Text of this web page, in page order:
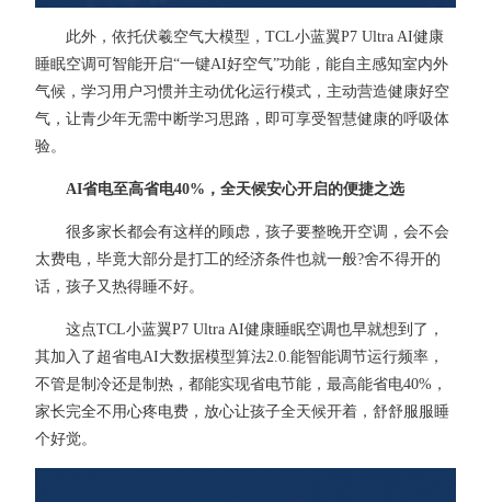
此外，依托伏羲空气大模型，TCL小蓝翼P7 Ultra AI健康
睡眠空调可智能开启“一键AI好空气”功能，能自主感知室内外
气候，学习用户习惯并主动优化运行模式，主动营造健康好空
气，让青少年无需中断学习思路，即可享受智慧健康的呼吸体
验。
AI省电至高省电40%，全天候安心开启的便捷之选
很多家长都会有这样的顾虑，孩子要整晚开空调，会不会
太费电，毕竟大部分是打工的经济条件也就一般?舍不得开的
话，孩子又热得睡不好。
这点TCL小蓝翼P7 Ultra AI健康睡眠空调也早就想到了，
其加入了超省电AI大数据模型算法2.0.能智能调节运行频率，
不管是制冷还是制热，都能实现省电节能，最高能省电40%，
家长完全不用心疼电费，放心让孩子全天候开着，舒舒服服睡
个好觉。